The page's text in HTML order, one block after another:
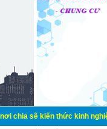
kiến thức kinh nghiệm